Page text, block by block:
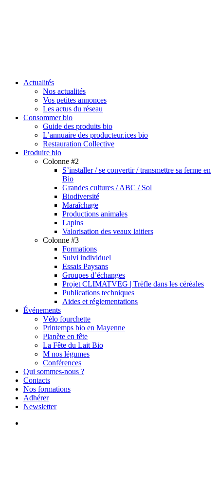
search
Menu
Actualités
Nos actualités
Vos petites annonces
Les actus du réseau
Consommer bio
Guide des produits bio
L’annuaire des producteur.ices bio
Restauration Collective
Produire bio
Colonne #2
S’installer / se convertir / transmettre sa ferme en
Bio
Grandes cultures / ABC / Sol
Biodiversité
Maraîchage
Productions animales
Lapins
Valorisation des veaux laitiers
Colonne #3
Formations
Suivi individuel
Essais Paysans
Groupes d’échanges
Projet CLIMATVEG | Trèfle dans les céréales
Publications techniques
Aides et réglementations
Événements
Vélo fourchette
Printemps bio en Mayenne
Planète en fête
La Fête du Lait Bio
M nos légumes
Conférences
Qui sommes-nous ?
Contacts
Nos formations
Adhérer
Newsletter